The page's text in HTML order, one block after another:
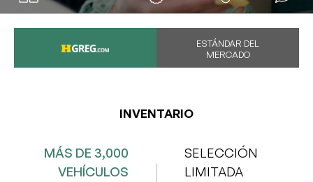
ESTÁNDAR DEL
MERCADO
INVENTARIO
MÁS DE 3,000
VEHÍCULOS
SELECCIÓN
LIMITADA
Tipo de problema
URL de la página